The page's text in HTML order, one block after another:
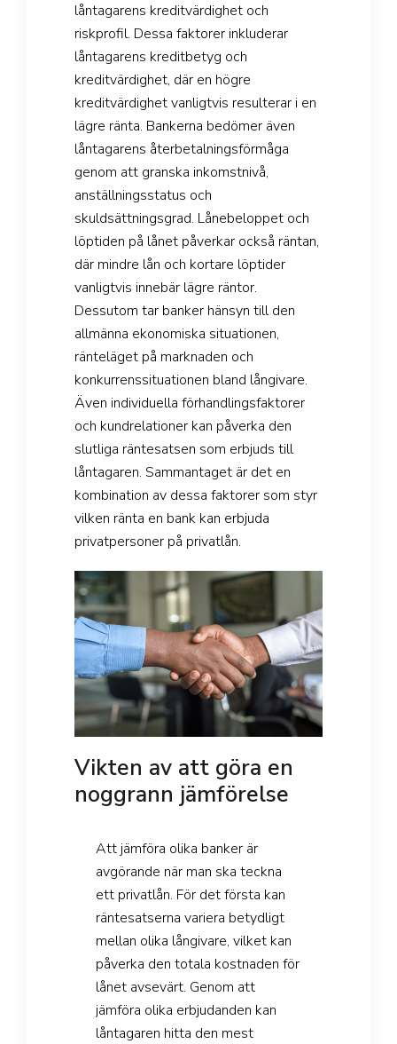
låntagarens kreditvärdighet och
riskprofil. Dessa faktorer inkluderar
låntagarens kreditbetyg och
kreditvärdighet, där en högre
kreditvärdighet vanligtvis resulterar i en
lägre ränta. Bankerna bedömer även
låntagarens återbetalningsförmåga
genom att granska inkomstnivå,
anställningsstatus och
skuldsättningsgrad. Lånebeloppet och
löptiden på lånet påverkar också räntan,
där mindre lån och kortare löptider
vanligtvis innebär lägre räntor.
Dessutom tar banker hänsyn till den
allmänna ekonomiska situationen,
ränteläget på marknaden och
konkurrenssituationen bland långivare.
Även individuella förhandlingsfaktorer
och kundrelationer kan påverka den
slutliga räntesatsen som erbjuds till
låntagaren. Sammantaget är det en
kombination av dessa faktorer som styr
vilken ränta en bank kan erbjuda
privatpersoner på privatlån.
Vikten av att göra en
noggrann jämförelse
Att jämföra olika banker är
avgörande när man ska teckna
ett privatlån. För det första kan
räntesatserna variera betydligt
mellan olika långivare, vilket kan
påverka den totala kostnaden för
lånet avsevärt. Genom att
jämföra olika erbjudanden kan
låntagaren hitta den mest